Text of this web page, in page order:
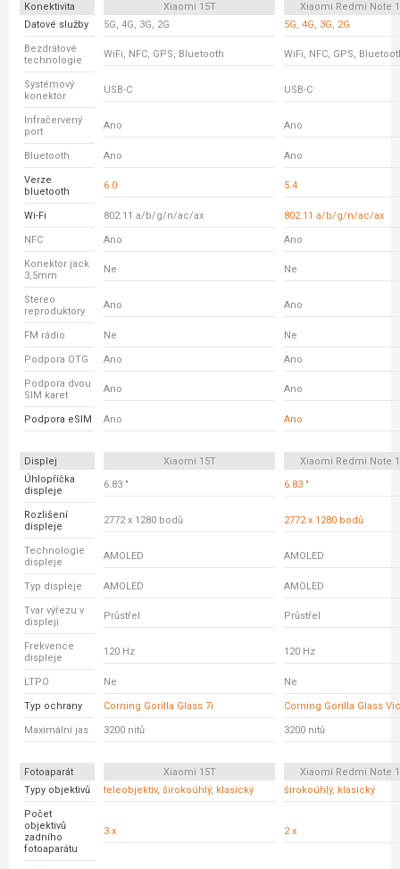
Konektivita Xiaomi 15T
Xiaomi Redmi Note
Datové služby
5G, 4G, 3G, 2G 5G, 4G, 3G, 2G
Bezdrátové
technologie
WiFi, NFC, GPS, Bluetooth WiFi, NFC, GPS,
Systémový
konektor
USB-C USB-C
Infračervený
port
Ano Ano
Bluetooth Ano Ano
Verze
bluetooth
6.0 5.4
Wi-Fi 802.11 a/b/g/n/ac/ax 802.11 a/b/g/n/ac/ax
NFC Ano Ano
Konektor jack
3,5mm
Ne Ne
Stereo
reproduktory
Ano Ano
FM rádio Ne Ne
Podpora OTG Ano Ano
Podpora dvou
SIM karet
Ano Ano
Podpora eSIM Ano Ano
Displej Xiaomi 15T
Xiaomi Redmi Note
Úhlopříčka
displeje
6.83 " 6.83 "
Rozlišení
displeje
2772 x 1280 bodů 2772 x 1280 bodů
Technologie
displeje
AMOLED AMOLED
Typ displeje AMOLED AMOLED
Tvar výřezu v
displeji
Průstřel Průstřel
Frekvence
displeje
120 Hz 120 Hz
LTPO Ne Ne
Typ ochrany Corning Gorilla Glass 7i Corning Gorilla Glass
Maximální jas 3200 nitů 3200 nitů
Fotoaparát Xiaomi 15T
Xiaomi Redmi Note
Typy objektivů
teleobjektiv, širokoúhlý, klasický širokoúhlý, klasický
Počet
objektivů
zadního
fotoaparátu
3 x 2 x